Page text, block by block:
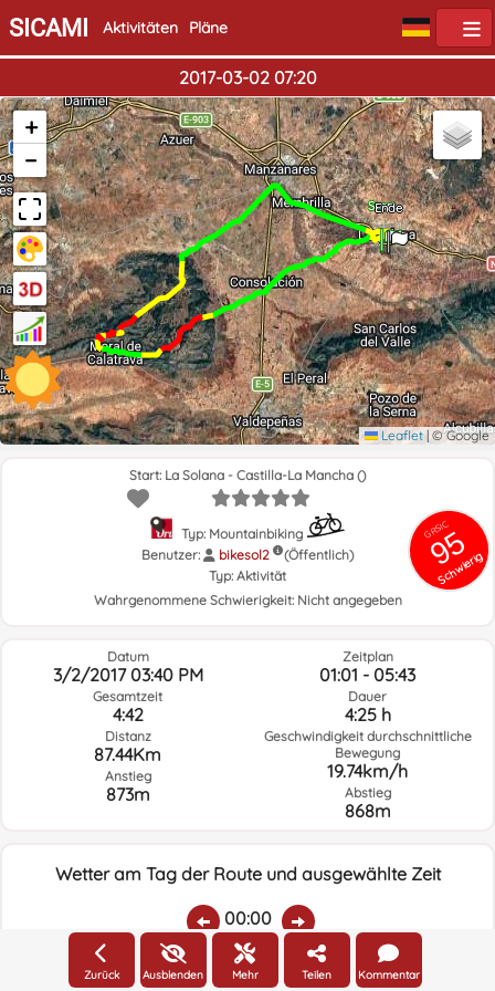
SICAMI Aktivitäten Pläne
2017-03-02 07:20
Start
Ende
+
−
Leaflet | © Google
GRSIC
95
Schwierig
Start: La Solana - Castilla-La Mancha ()
Typ: Mountainbiking
Benutzer:
bikesol2
(Öffentlich)
Typ: Aktivität
Wahrgenommene Schwierigkeit: Nicht angegeben
Datum
3/2/2017 03:40 PM
Gesamtzeit
4:42
Distanz
87.44Km
Anstieg
873m
Zeitplan
01:01 - 05:43
Dauer
4:25 h
Geschwindigkeit durchschnittliche
Bewegung
19.74km/h
Abstieg
868m
Wetter am Tag der Route und ausgewählte Zeit
00:00
Regen:
Durchschnittliche
Geschwindigkeit Windrichtung
Zurück Ausblenden Mehr Teilen Kommentar